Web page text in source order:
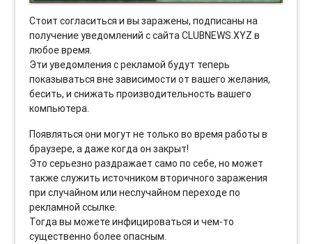
Стоит согласиться и вы заражены, подписаны на
получение уведомлений с сайта CLUBNEWS.XYZ в
любое время.
Эти уведомления с рекламой будут теперь
показываться вне зависимости от вашего желания,
бесить, и снижать производительность вашего
компьютера.
Появляться они могут не только во время работы в
браузере, а даже когда он закрыт!
Это серьезно раздражает само по себе, но может
также служить источником вторичного заражения
при случайном или неслучайном переходе по
рекламной ссылке.
Тогда вы можете инфицироваться и чем-то
существенно более опасным.